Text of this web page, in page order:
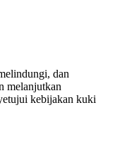
dan
melanjutkan
kebijakan kuki